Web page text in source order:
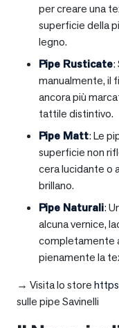
per creare una
superficie della
legno.
Pipe Rusticate:
manualmente, il
ancora più
tattile distintivo.
Pipe Matt: Le
superficie non
cera lucidante o
brillano.
Pipe Naturali:
alcuna vernice,
completamente
pienamente la
→ Visita lo store
sulle pipe Savinelli